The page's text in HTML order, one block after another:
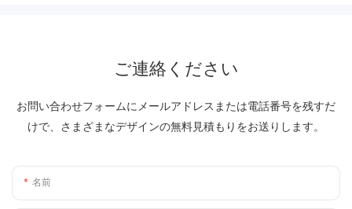
ご連絡ください
お問い合わせフォームにメールアドレスまたは電話番号を残すだ
けで、さまざまなデザインの無料見積もりをお送りします。
名前